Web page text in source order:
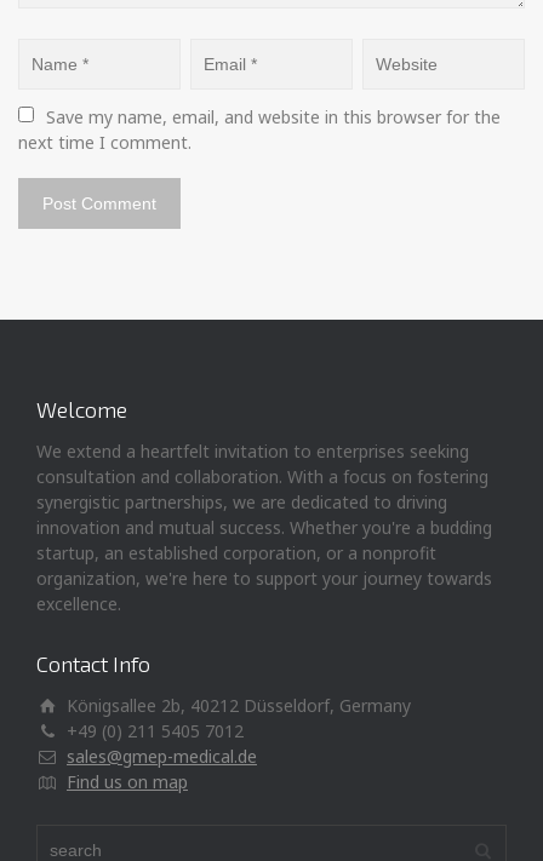
Save my name, email, and website in this browser for the
next time I comment.
Welcome
We extend a heartfelt invitation to enterprises seeking
consultation and collaboration. With a focus on fostering
synergistic partnerships, we are dedicated to driving
innovation and mutual success. Whether you're a budding
startup, an established corporation, or a nonprofit
organization, we're here to support your journey towards
excellence.
Contact Info
Königsallee 2b, 40212 Düsseldorf, Germany
+49 (0) 211 5405 7012
sales@gmep-medical.de
Find us on map